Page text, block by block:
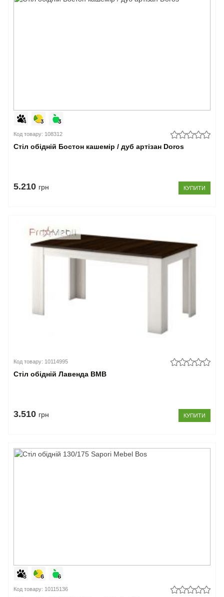
Код товару: 108312
Стіл обідній Бостон кашемір / дуб артізан Doros
5.210 грн КУПИТИ
Код товару: 10114995
Стіл обідній Лавенда ВМВ
3.510 грн КУПИТИ
Код товару: 10115136